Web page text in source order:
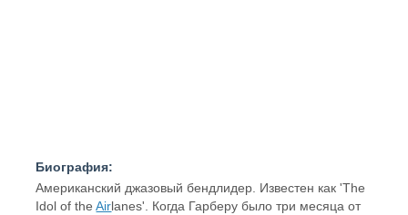
Биография:
Американский джазовый бендлидер. Известен как 'The
Idol of theAirlanes'. Когда Гарберу было три месяца от